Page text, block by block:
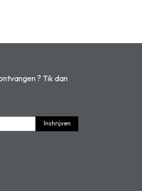
? Tik dan
Inshrijven